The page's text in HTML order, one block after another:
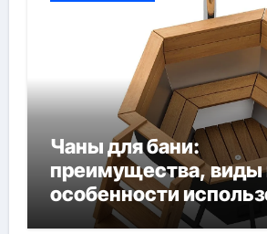
Чаны для бани:
преимущества, виды
особенности